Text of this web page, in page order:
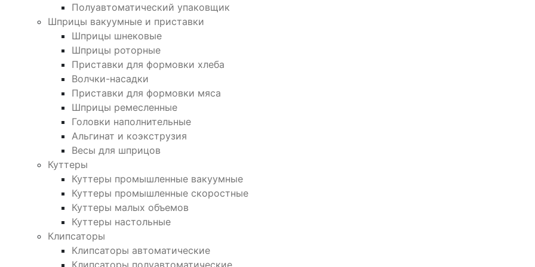
Полуавтоматический упаковщик
Шприцы вакуумные и приставки
Шприцы шнековые
Шприцы роторные
Приставки для формовки хлеба
Волчки-насадки
Приставки для формовки мяса
Шприцы ремесленные
Головки наполнительные
Альгинат и коэкструзия
Весы для шприцов
Куттеры
Куттеры промышленные вакуумные
Куттеры промышленные скоростные
Куттеры малых объемов
Куттеры настольные
Клипсаторы
Клипсаторы автоматические
Клипсаторы полуавтоматические